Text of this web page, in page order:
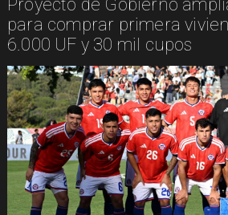
Proyecto de Gobierno
para comprar primera
6.000 UF y 30 mil cupos